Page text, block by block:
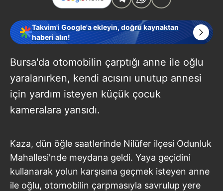
Takvim'i Google'a ekleyin, doğru kaynaktan
haberi alın!
Bursa'da otomobilin çarptığı anne ile oğlu
yaralanırken, kendi acısını unutup annesi
için yardım isteyen küçük çocuk
kameralara yansıdı.
Kaza, dün öğle saatlerinde Nilüfer ilçesi Odunluk
Mahallesi'nde meydana geldi. Yaya geçidini
kullanarak yolun karşısına geçmek isteyen anne
ile oğlu, otomobilin çarpmasıyla savrulup yere